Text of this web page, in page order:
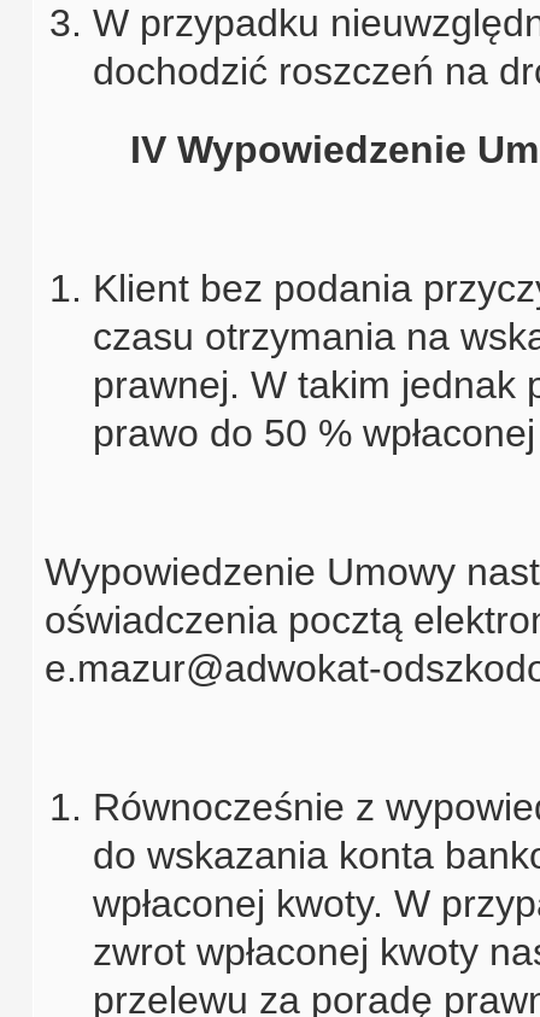
W przypadku
dochodzić roszczeń na
IV Wypowiedzenie
Klient bez podania
czasu otrzymania na
prawnej. W takim jednak
prawo do 50 %
Wypowiedzenie Umowy
oświadczenia pocztą
e.mazur@adwokat-
Równocześnie z
do wskazania konta
wpłaconej kwoty. W
zwrot wpłaconej kwoty
przelewu za poradę